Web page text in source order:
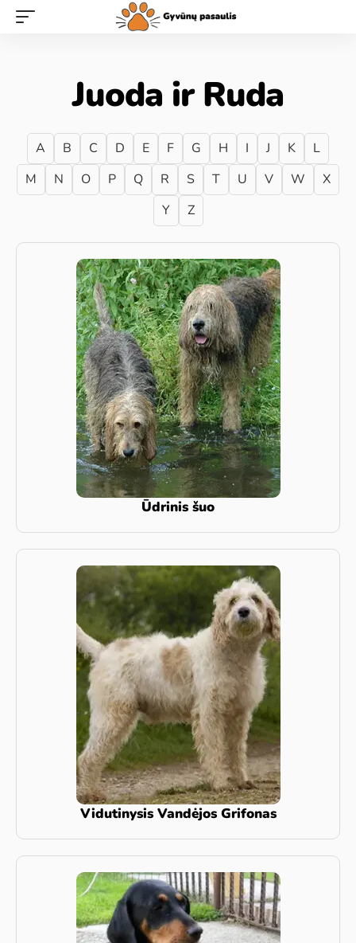
Juoda ir Ruda
A B C D E F G H I J K
L
M
N O P Q R S T U V W
X
Y
Z
Ūdrinis šuo
Vidutinysis Vandėjos Grifonas